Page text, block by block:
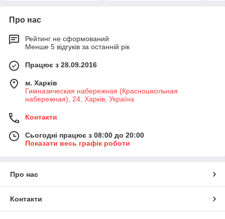
Про нас
Рейтинг не сформований
Менше 5 відгуків за останній рік
Працює з 28.09.2016
м. Харків
Гимназическая набережная (Красношкольная
набережная), 24, Харків, Україна
Контакти
Сьогодні працює з 08:00 до 20:00
Показати весь графік роботи
Про нас
Контакти